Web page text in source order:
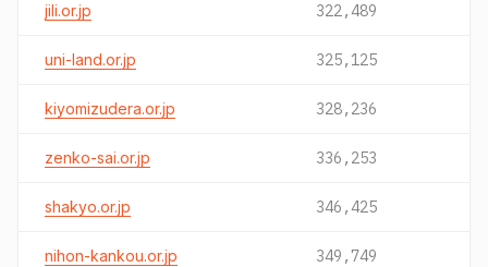
jili.or.jp 322,489
uni-land.or.jp 325,125
kiyomizudera.or.jp 328,236
zenko-sai.or.jp 336,253
shakyo.or.jp 346,425
nihon-kankou.or.jp 349,749